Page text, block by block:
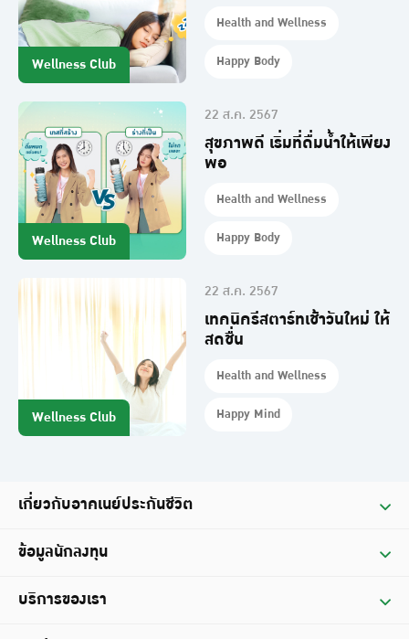
Wellness Club
Health and Wellness
Happy Body
Wellness Club
22 ส.ค. 2567
สุขภาพดี เริ่มที่ดื่มน้ำให้เพียง
พอ
Health and Wellness
Happy Body
Wellness Club
22 ส.ค. 2567
เทคนิครีสตาร์ทเช้าวันใหม่ ให้
สดชื่น
Health and Wellness
Happy Mind
เกี่ยวกับอาคเนย์ประกันชีวิต
คณะกรรมการบริษัท
ข้อมูลนักลงทุน
บริการของเรา